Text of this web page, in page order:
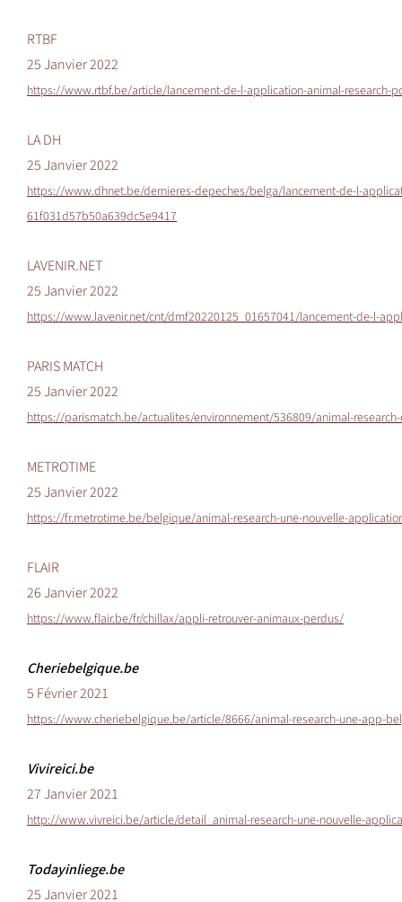
RTBF
25 Janvier 2022
https://www.rtbf.be/article/lancement-de-l-application-animal-research-
LA DH
25 Janvier 2022
https://www.dhnet.be/dernieres-depeches/belga/lancement-de-l-
61f031d57b50a639dc5e9417
LAVENIR.NET
25 Janvier 2022
https://www.lavenir.net/cnt/dmf20220125_01657041/lancement-de-l-
PARIS MATCH
25 Janvier 2022
https://parismatch.be/actualites/environnement/536809/animal-
METROTIME
25 Janvier 2022
https://fr.metrotime.be/belgique/animal-research-une-nouvelle-
FLAIR
26 Janvier 2022
https://www.flair.be/fr/chillax/appli-retrouver-animaux-perdus/
Cheriebelgique.be
5 Février 2021
https://www.cheriebelgique.be/article/8666/animal-research-une-app-
Vivireici.be
27 Janvier 2021
http://www.vivreici.be/article/detail_animal-research-une-nouvelle-
Todayinliege.be
25 Janvier 2021